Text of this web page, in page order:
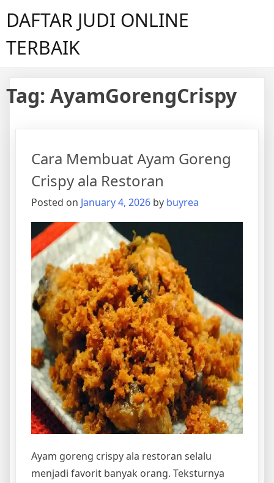
DAFTAR JUDI ONLINE
TERBAIK
Tag: AyamGorengCrispy
Cara Membuat Ayam Goreng
Crispy ala Restoran
Posted on January 4, 2026 by buyrea
Ayam goreng crispy ala restoran selalu
menjadi favorit banyak orang. Teksturnya